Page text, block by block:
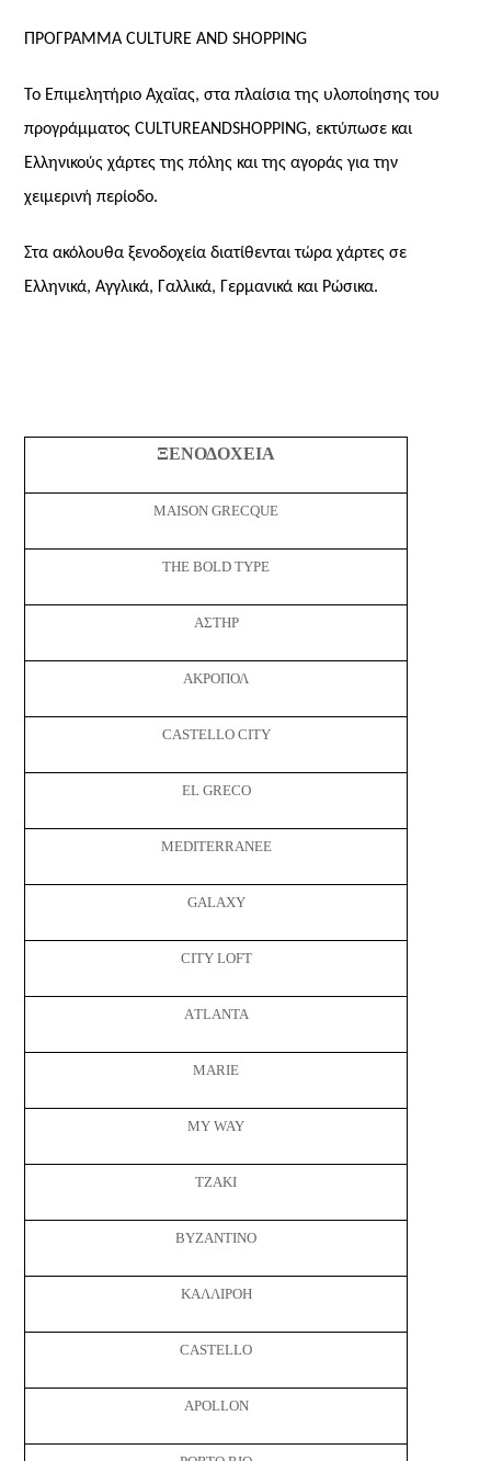
ΠΡΟΓΡΑΜΜΑCULTURE AND SHOPPING
Το Επιμελητήριο Αχαϊας, στα πλαίσια της υλοποίησης του
προγράμματοςCULTUREANDSHOPPING, εκτύπωσε και
Ελληνικούς χάρτες της πόλης και της αγοράς για την
χειμερινή περίοδο.
Στα ακόλουθα ξενοδοχεία διατίθενται τώρα χάρτες σε
Ελληνικά, Αγγλικά, Γαλλικά, Γερμανικά και Ρώσικα.
ΞΕΝΟΔΟΧΕΙΑ
MAISON GRECQUE
THE BOLD TYPE
ΑΣΤΗΡ
ΑΚΡΟΠΟΛ
CASTELLO CITY
EL GRECO
MEDITERRANEE
GALAXY
CITY LOFT
ΑTLANTA
MARIE
MY WAY
ΤΖΑΚΙ
BΥΖΑΝΤΙΝΟ
ΚΑΛΛΙΡΟΗ
CASTELLO
APOLLON